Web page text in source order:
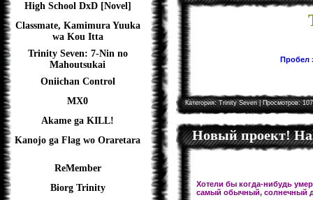
High School DxD [Novel]
Classmate, Kamimura Yuuka
wa Kou Itta
Trinity Seven: 7-Nin no
Mahoutsukai
Oniichan Control
MX0
Akame ga KILL!
Kanojo ga Flag wo Oraretara
ReMember
Biorg Trinity
Пробел
Категория:Trinity Seven| Просмотров:
Новый проект!
Хотели бы когда-нибудь
самый обычный, солнечный